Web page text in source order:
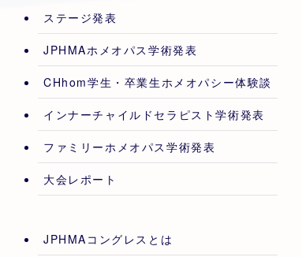
ステージ発表
JPHMAホメオパス学術発表
CHhom学生・卒業生ホメオパシー体験談
インナーチャイルドセラピスト学術発表
ファミリーホメオパス学術発表
大会レポート
JPHMAコングレスとは